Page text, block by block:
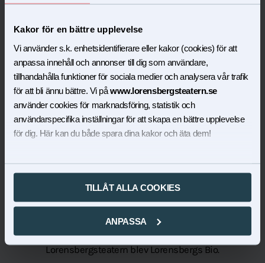
Kakor för en bättre upplevelse
Vi använder s.k. enhetsidentifierare eller kakor (cookies) för att
anpassa innehåll och annonser till dig som användare,
tillhandahålla funktioner för sociala medier och analysera vår trafik
för att bli ännu bättre. Vi påwww.lorensbergsteatern.se
använder cookies för marknadsföring, statistik och
användarspecifika inställningar för att skapa en bättre upplevelse
för dig. Här kan du både spara dina kakor och äta dem!
TILLÅT ALLA COOKIES
ANPASSA
platser som icke medför nedre parketts förpliktelser i
Maskinerierna på scenen, i form av motordriven vridscen,
omfattande belysningsutrustning och ett klurigt
överbyggt orkesterdike, var liksom den enorma
ljuskronan i salongen, norra Europas modernaste. Bland
annat detta lockade så småningom storheter som Per
Lindberg och Knut Ström till Lorensbergsteatern och
under 20-talet var det den mest omskrivna scenen i
Sverige.
Produktionerna avlöste varandra i rasande takt och allt
eftersom åren gick blev teatern en talteater av rang. Dock
hade staden under slutet av 20-talet bestämt sig för att
lämna ”provisoriet” och bygga en Stadsteater. Den stod
klar 1934. Då flyttade ensemblen över till det som
fortfarande idag är Göteborgs Stadsteater och
Lorensbergsteatern blev Lorensbergs Bio.